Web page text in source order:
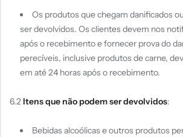
Os produtos que chegam danificados
ser devolvidos. Os clientes devem nos
após o recebimento e fornecer prova do
perecíveis, inclusive produtos de carne,
em até 24 horas após o recebimento.
6.2Itens que não podem ser devolvidos:
Bebidas alcoólicas e outros produtos